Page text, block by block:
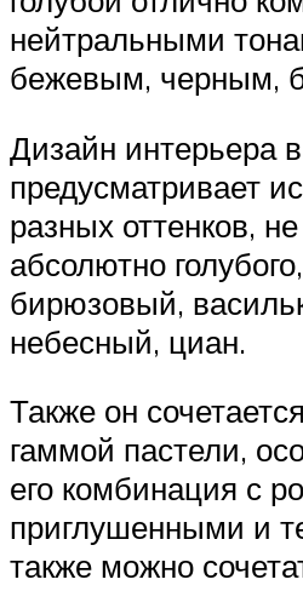
нейтральными
бежевым, черным,
Дизайн интерьера
предусматривает
разных оттенков,
абсолютно
бирюзовый,
небесный, циан.
Также он
гаммой пастели,
его комбинация с
приглушенными и
также можно